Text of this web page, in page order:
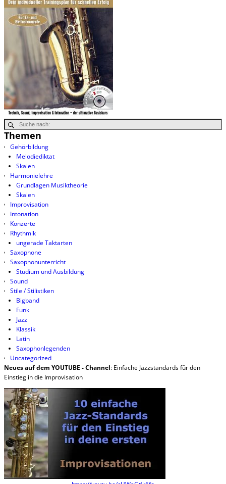
Themen
Gehörbildung
Melodiediktat
Skalen
Harmonielehre
Grundlagen Musiktheorie
Skalen
Improvisation
Intonation
Konzerte
Rhythmik
ungerade Taktarten
Saxophone
Saxophonunterricht
Studium und Ausbildung
Sound
Stile / Stilistiken
Bigband
Funk
Jazz
Klassik
Latin
Saxophonlegenden
Uncategorized
Neues auf dem YOUTUBE - Channel: Einfache Jazzstandards für den
Einstieg in die Improvisation